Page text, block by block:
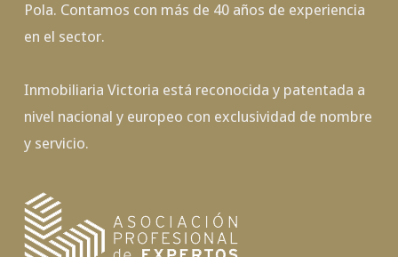
Pola. Contamos con más de 40 años de experiencia
en el sector.
Inmobiliaria Victoria está reconocida y patentada a
nivel nacional y europeo con exclusividad de nombre
y servicio.